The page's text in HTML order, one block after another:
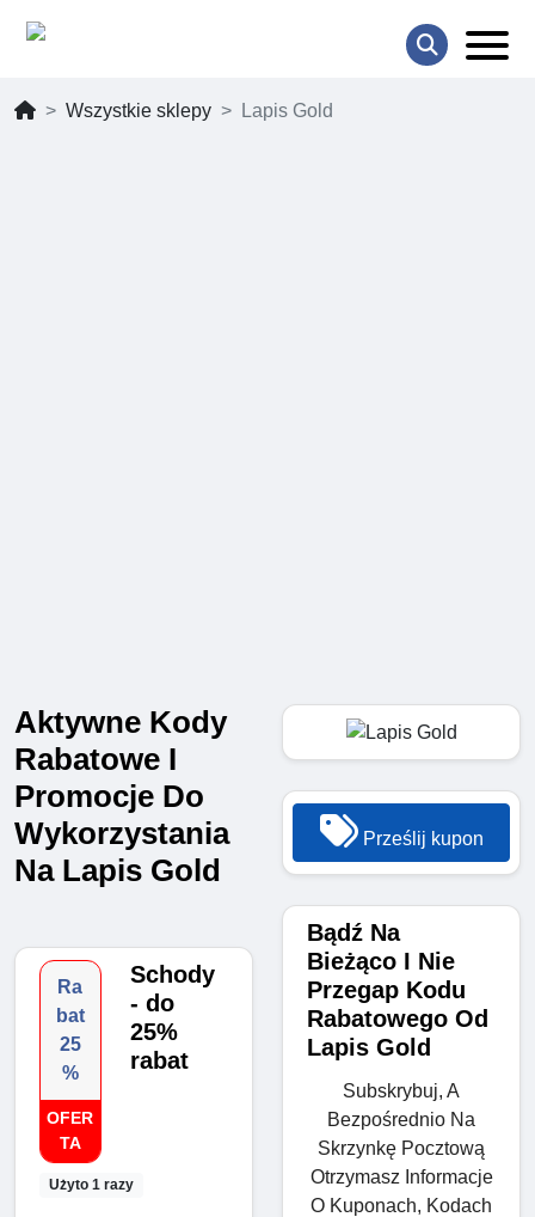
Wszystkie sklepy Lapis Gold
Aktywne Kody
Rabatowe I
Promocje Do
Wykorzystania
Na Lapis Gold
Ra
bat
25
%
OFER
TA
Użyto 1 razy
Schody
- do
25%
rabat
Prześlij kupon
Bądź Na
Bieżąco I Nie
Przegap Kodu
Rabatowego Od
Lapis Gold
Subskrybuj, A
Bezpośrednio Na
Skrzynkę Pocztową
Otrzymasz Informacje
O Kuponach, Kodach